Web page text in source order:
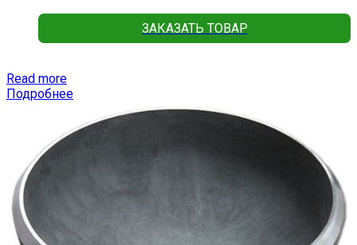
ЗАКАЗАТЬ ТОВАР
Read more
Подробнее